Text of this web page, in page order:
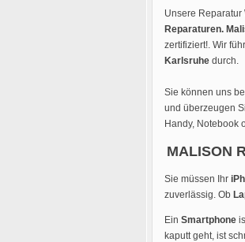
Unsere Reparatur
Reparaturen.
zertifiziert!. Wir
Karlsruhe durch.
Sie können uns
und überzeugen
Handy, Notebook
MALISON
Sie müssen Ihr
zuverlässig. Ob
Ein Smartphone
kaputt geht, ist